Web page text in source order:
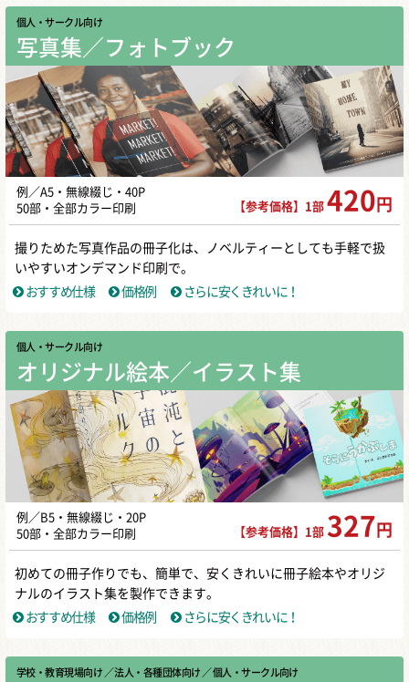
個人・サークル向け
写真集／フォトブック
例／A5・無線綴じ・40P
50部・全部カラー印刷
【参考価格】1部 420 円
撮りためた写真作品の冊子化は、ノベルティーとしても手軽で扱
いやすいオンデマンド印刷で。
おすすめ仕様
価格例 さらに安くきれいに！
個人・サークル向け
オリジナル絵本／イラスト集
例／B5・無線綴じ・20P
50部・全部カラー印刷
【参考価格】1部 327 円
初めての冊子作りでも、簡単で、安くきれいに冊子絵本やオリジ
ナルのイラスト集を製作できます。
おすすめ仕様
価格例 さらに安くきれいに！
学校・教育現場向け ／ 法人・各種団体向け ／ 個人・サークル向け